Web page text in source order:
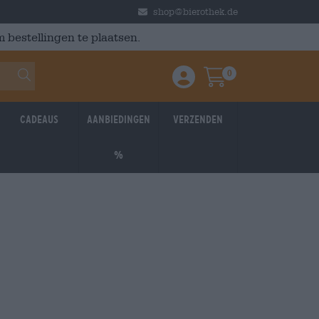
shop@bierothek.de
te plaatsen.
Einloggen / Anmelden
Warenkorb
0
Cadeaus Aanbiedingen
%
Verzenden